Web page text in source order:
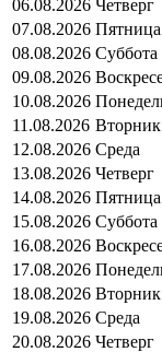
06.08.2026 Четверг
07.08.2026 Пятница
08.08.2026 Суббота
09.08.2026
10.08.2026
11.08.2026 Вторник
12.08.2026 Среда
13.08.2026 Четверг
14.08.2026 Пятница
15.08.2026 Суббота
16.08.2026
17.08.2026
18.08.2026 Вторник
19.08.2026 Среда
20.08.2026 Четверг